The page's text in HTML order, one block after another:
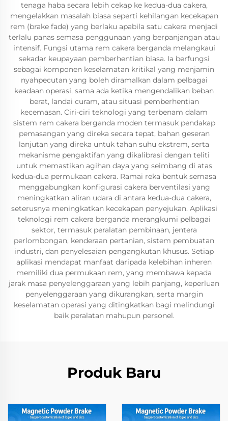
tenaga haba secara lebih cekap ke kedua-dua cakera,
mengelakkan masalah biasa seperti kehilangan kecekapan
rem (brake fade) yang berlaku apabila satu cakera menjadi
terlalu panas semasa penggunaan yang berpanjangan atau
intensif. Fungsi utama rem cakera berganda melangkaui
sekadar keupayaan pemberhentian biasa. Ia berfungsi
sebagai komponen keselamatan kritikal yang menjamin
nyahpecutan yang boleh diramalkan dalam pelbagai
keadaan operasi, sama ada ketika mengendalikan beban
berat, landai curam, atau situasi pemberhentian
kecemasan. Ciri-ciri teknologi yang terbenam dalam
sistem rem cakera berganda moden termasuk pendakap
pemasangan yang direka secara tepat, bahan geseran
lanjutan yang direka untuk tahan suhu ekstrem, serta
mekanisme pengaktifan yang dikalibrasi dengan teliti
untuk memastikan agihan daya yang seimbang di atas
kedua-dua permukaan cakera. Ramai reka bentuk semasa
menggabungkan konfigurasi cakera berventilasi yang
meningkatkan aliran udara di antara kedua-dua cakera,
seterusnya meningkatkan kecekapan penyejukan. Aplikasi
teknologi rem cakera berganda merangkumi pelbagai
sektor, termasuk peralatan pembinaan, jentera
perlombongan, kenderaan pertanian, sistem pembuatan
industri, dan penyelesaian pengangkutan khusus. Setiap
aplikasi mendapat manfaat daripada kelebihan inheren
memiliki dua permukaan rem, yang membawa kepada
jarak masa penyelenggaraan yang lebih panjang, keperluan
penyelenggaraan yang dikurangkan, serta margin
keselamatan operasi yang ditingkatkan bagi melindungi
baik peralatan mahupun personel.
Produk Baru